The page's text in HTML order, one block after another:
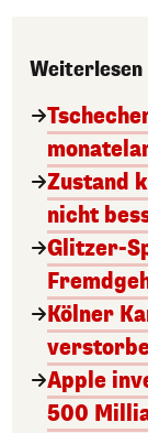
Weiterlesen
Zustand
nicht
Glitzer-
Kölner
Apple
500